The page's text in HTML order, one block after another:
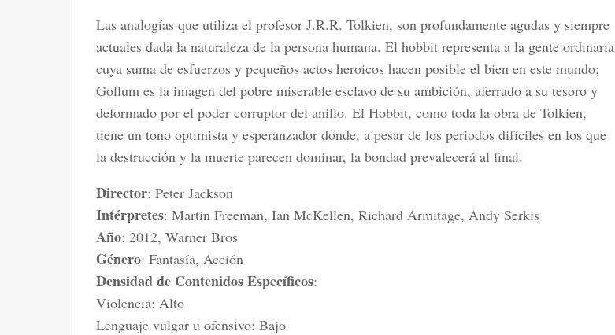
Las analogías que utiliza el profesor J.R.R. Tolkien, son profundamente agudas y siempre
actuales dada la naturaleza de la persona humana. El hobbit representa a la gente ordinaria
cuya suma de esfuerzos y pequeños actos heroicos hacen posible el bien en este mundo;
Gollum es la imagen del pobre miserable esclavo de su ambición, aferrado a su tesoro y
deformado por el poder corruptor del anillo. El Hobbit, como toda la obra de Tolkien,
tiene un tono optimista y esperanzador donde, a pesar de los periodos difíciles en los que
la destrucción y la muerte parecen dominar, la bondad prevalecerá al final.
Director: Peter Jackson
Intérpretes: Martin Freeman, Ian McKellen, Richard Armitage, Andy Serkis
Año: 2012, Warner Bros
Género: Fantasía, Acción
Densidad de Contenidos Específicos:
Violencia: Alto
Lenguaje vulgar u ofensivo: Bajo